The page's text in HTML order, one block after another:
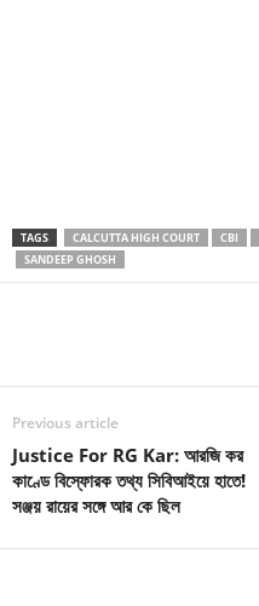
TAGS CALCUTTA HIGH COURT CBI
SANDEEP GHOSH
Previous article
Justice For RG Kar: আরজি কর
কাণ্ডে বিস্ফোরক তথ্য সিবিআইয়ে হাতে!
সঞ্জয় রায়ের সঙ্গে আর কে ছিল